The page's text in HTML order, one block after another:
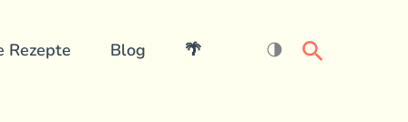
Rezepte Blog 🌴 🌗 Search